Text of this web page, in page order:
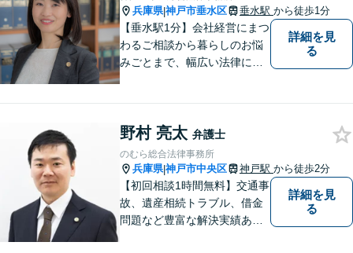
兵庫県|神戸市垂水区 垂水駅 から徒歩1分
【垂水駅1分】会社経営にまつ
わるご相談から暮らしのお悩
みごとまで、幅広い法律にま
ますので、悩まれる前に、お
早めにご相談ください。
詳細を見
る
野村 亮太 弁護士
のむら総合法律事務所
兵庫県|神戸市中央区 神戸駅 から徒歩2分
【初回相談1時間無料】交通事
故、遺産相続トラブル、借金
問題など豊富な解決実績あ
詳細を見
る